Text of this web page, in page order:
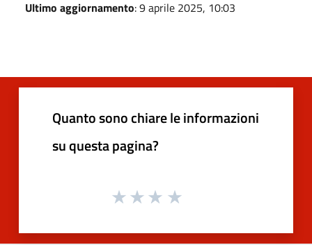
Ultimo aggiornamento: 9 aprile 2025, 10:03
Quanto sono chiare le informazioni
su questa pagina?